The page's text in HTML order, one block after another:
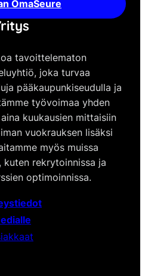
OmaSeure
tavoittelematon
joka turvaa
pääkaupunkiseudulla ja
työvoimaa yhden
kuukausien mittaisiin
vuokrauksen lisäksi
myös muissa
kuten rekrytoinnissa ja
optimoinnissa.